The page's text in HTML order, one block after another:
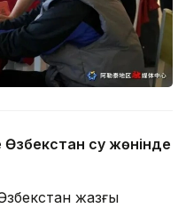
Өзбекстан су жөнінде
жазғы